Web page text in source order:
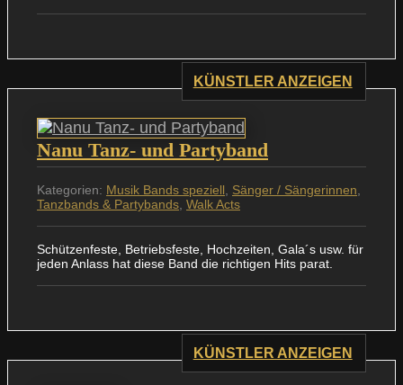
KÜNSTLER ANZEIGEN
Nanu Tanz- und Partyband
Kategorien: Musik Bands speziell Sänger / Sängerinnen
Tanzbands & Partybands Walk Acts
Schützenfeste, Betriebsfeste, Hochzeiten, Gala´s usw. für
jeden Anlass hat diese Band die richtigen Hits parat.
KÜNSTLER ANZEIGEN